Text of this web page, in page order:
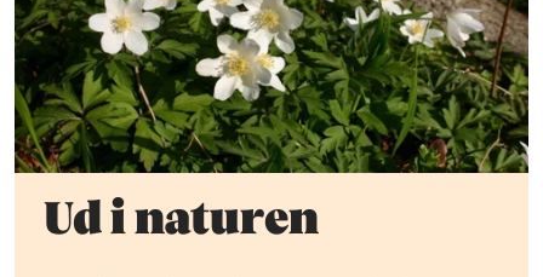
Ud i naturen